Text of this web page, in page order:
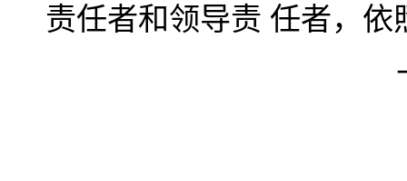
责任者和领导责 任者，依